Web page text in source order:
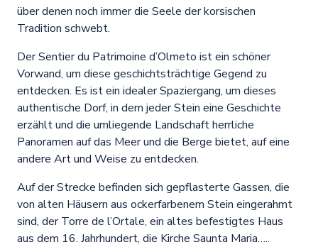
über denen noch immer die Seele der korsischen
Tradition schwebt.
Der Sentier du Patrimoine d’Olmeto ist ein schöner
Vorwand, um diese geschichtsträchtige Gegend zu
entdecken. Es ist ein idealer Spaziergang, um dieses
authentische Dorf, in dem jeder Stein eine Geschichte
erzählt und die umliegende Landschaft herrliche
Panoramen auf das Meer und die Berge bietet, auf eine
andere Art und Weise zu entdecken.
Auf der Strecke befinden sich gepflasterte Gassen, die
von alten Häusern aus ockerfarbenem Stein eingerahmt
sind, der Torre de l’Ortale, ein altes befestigtes Haus
aus dem 16. Jahrhundert, die Kirche Saunta Maria…..